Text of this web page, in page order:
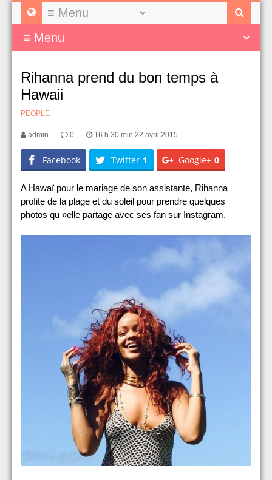
Rihanna prend du bon temps à
Hawaii
PEOPLE
admin 0 16 h 30 min 22 avril 2015
Facebook Twitter 1 Google+ 0
A Hawaï pour le mariage de son assistante, Rihanna
profite de la plage et du soleil pour prendre quelques
photos qu »elle partage avec ses fan sur Instagram.